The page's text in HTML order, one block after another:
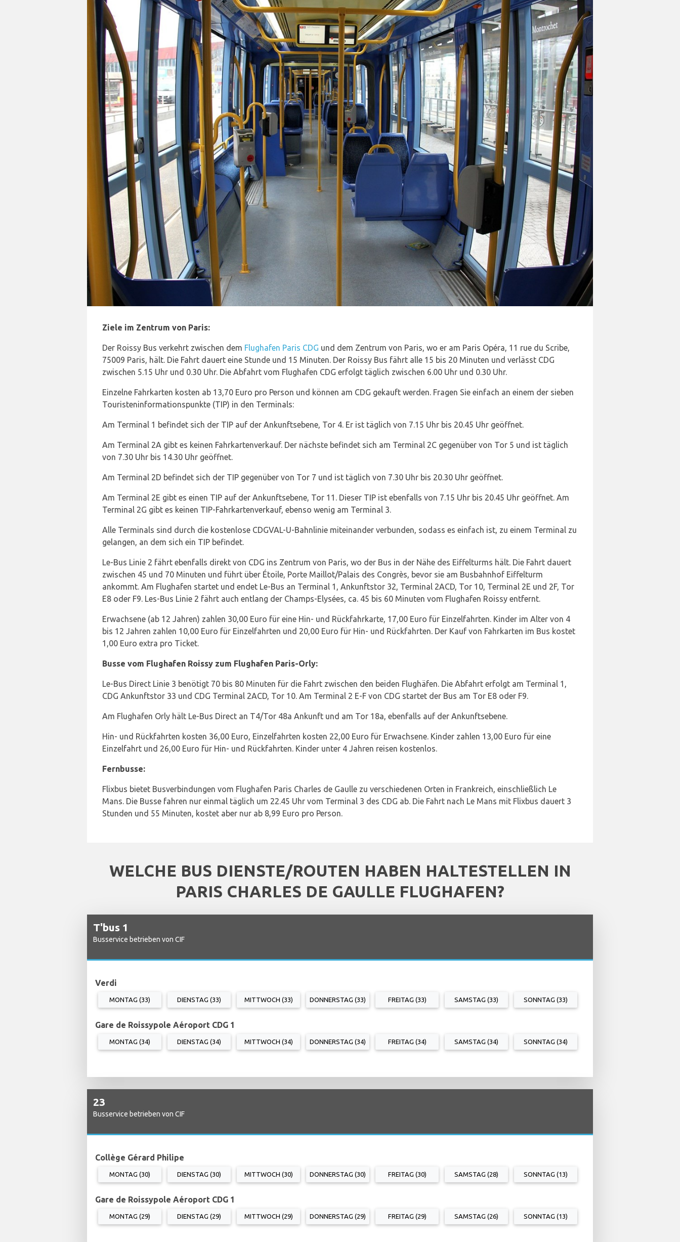
Ziele im Zentrum von Paris:
Der Roissy Bus verkehrt zwischen dem Flughafen Paris CDG und dem Zentrum von Paris, wo er am Paris Opéra, 11 rue du Scribe,
75009 Paris, hält. Die Fahrt dauert eine Stunde und 15 Minuten. Der Roissy Bus fährt alle 15 bis 20 Minuten und verlässt CDG
zwischen 5.15 Uhr und 0.30 Uhr. Die Abfahrt vom Flughafen CDG erfolgt täglich zwischen 6.00 Uhr und 0.30 Uhr.
Einzelne Fahrkarten kosten ab 13,70 Euro pro Person und können am CDG gekauft werden. Fragen Sie einfach an einem der sieben
Touristeninformationspunkte (TIP) in den Terminals:
Am Terminal 1 befindet sich der TIP auf der Ankunftsebene, Tor 4. Er ist täglich von 7.15 Uhr bis 20.45 Uhr geöffnet.
Am Terminal 2A gibt es keinen Fahrkartenverkauf. Der nächste befindet sich am Terminal 2C gegenüber von Tor 5 und ist täglich
von 7.30 Uhr bis 14.30 Uhr geöffnet.
Am Terminal 2D befindet sich der TIP gegenüber von Tor 7 und ist täglich von 7.30 Uhr bis 20.30 Uhr geöffnet.
Am Terminal 2E gibt es einen TIP auf der Ankunftsebene, Tor 11. Dieser TIP ist ebenfalls von 7.15 Uhr bis 20.45 Uhr geöffnet. Am
Terminal 2G gibt es keinen TIP-Fahrkartenverkauf, ebenso wenig am Terminal 3.
Alle Terminals sind durch die kostenlose CDGVAL-U-Bahnlinie miteinander verbunden, sodass es einfach ist, zu einem Terminal zu
gelangen, an dem sich ein TIP befindet.
Le-Bus Linie 2 fährt ebenfalls direkt von CDG ins Zentrum von Paris, wo der Bus in der Nähe des Eiffelturms hält. Die Fahrt dauert
zwischen 45 und 70 Minuten und führt über Étoile, Porte Maillot/Palais des Congrès, bevor sie am Busbahnhof Eiffelturm
ankommt. Am Flughafen startet und endet Le-Bus an Terminal 1, Ankunftstor 32, Terminal 2ACD, Tor 10, Terminal 2E und 2F, Tor
E8 oder F9. Les-Bus Linie 2 fährt auch entlang der Champs-Elysées, ca. 45 bis 60 Minuten vom Flughafen Roissy entfernt.
Erwachsene (ab 12 Jahren) zahlen 30,00 Euro für eine Hin- und Rückfahrkarte, 17,00 Euro für Einzelfahrten. Kinder im Alter von 4
bis 12 Jahren zahlen 10,00 Euro für Einzelfahrten und 20,00 Euro für Hin- und Rückfahrten. Der Kauf von Fahrkarten im Bus kostet
1,00 Euro extra pro Ticket.
Busse vom Flughafen Roissy zum Flughafen Paris-Orly:
Le-Bus Direct Linie 3 benötigt 70 bis 80 Minuten für die Fahrt zwischen den beiden Flughäfen. Die Abfahrt erfolgt am Terminal 1,
CDG Ankunftstor 33 und CDG Terminal 2ACD, Tor 10. Am Terminal 2 E-F von CDG startet der Bus am Tor E8 oder F9.
Am Flughafen Orly hält Le-Bus Direct an T4/Tor 48a Ankunft und am Tor 18a, ebenfalls auf der Ankunftsebene.
Hin- und Rückfahrten kosten 36,00 Euro, Einzelfahrten kosten 22,00 Euro für Erwachsene. Kinder zahlen 13,00 Euro für eine
Einzelfahrt und 26,00 Euro für Hin- und Rückfahrten. Kinder unter 4 Jahren reisen kostenlos.
Fernbusse:
Flixbus bietet Busverbindungen vom Flughafen Paris Charles de Gaulle zu verschiedenen Orten in Frankreich, einschließlich Le
Mans. Die Busse fahren nur einmal täglich um 22.45 Uhr vom Terminal 3 des CDG ab. Die Fahrt nach Le Mans mit Flixbus dauert 3
Stunden und 55 Minuten, kostet aber nur ab 8,99 Euro pro Person.
WELCHE BUS DIENSTE/ROUTEN HABEN HALTESTELLEN IN
PARIS CHARLES DE GAULLE FLUGHAFEN?
T'bus 1
Busservice betrieben von CIF
Verdi
MONTAG (33) DIENSTAG (33) MITTWOCH (33) DONNERSTAG (33) FREITAG (33) SAMSTAG (33) SONNTAG (33)
Gare de Roissypole Aéroport CDG 1
MONTAG (34) DIENSTAG (34) MITTWOCH (34) DONNERSTAG (34) FREITAG (34) SAMSTAG (34) SONNTAG (34)
23
Busservice betrieben von CIF
Collège Gérard Philipe
MONTAG (30) DIENSTAG (30) MITTWOCH (30) DONNERSTAG (30) FREITAG (30) SAMSTAG (28) SONNTAG (13)
Gare de Roissypole Aéroport CDG 1
MONTAG (29) DIENSTAG (29) MITTWOCH (29) DONNERSTAG (29) FREITAG (29) SAMSTAG (26) SONNTAG (13)